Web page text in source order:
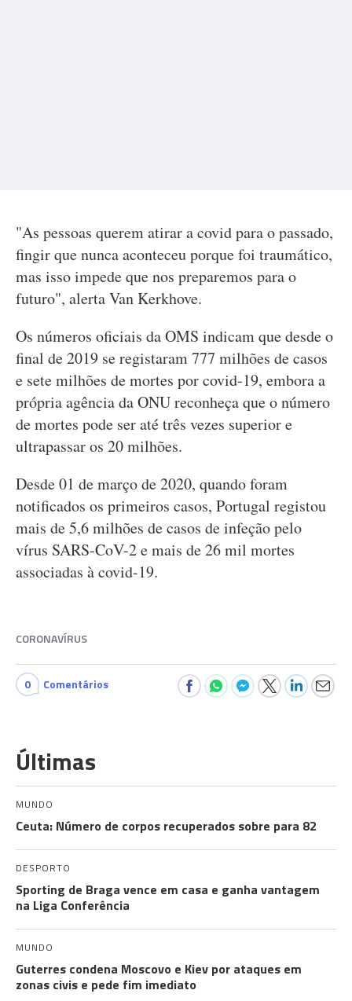
"As pessoas querem atirar a covid para o passado,
fingir que nunca aconteceu porque foi traumático,
mas isso impede que nos preparemos para o
futuro", alerta Van Kerkhove.
Os números oficiais da OMS indicam que desde o
final de 2019 se registaram 777 milhões de casos
e sete milhões de mortes por covid-19, embora a
própria agência da ONU reconheça que o número
de mortes pode ser até três vezes superior e
ultrapassar os 20 milhões.
Desde 01 de março de 2020, quando foram
notificados os primeiros casos, Portugal registou
mais de 5,6 milhões de casos de infeção pelo
vírus SARS-CoV-2 e mais de 26 mil mortes
associadas à covid-19.
CORONAVÍRUS
0 Comentários
Últimas
MUNDO
Ceuta: Número de corpos recuperados sobre para 82
DESPORTO
Sporting de Braga vence em casa e ganha vantagem
na Liga Conferência
MUNDO
Guterres condena Moscovo e Kiev por ataques em
zonas civis e pede fim imediato